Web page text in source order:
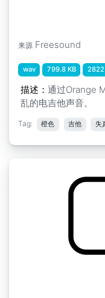
来源 Freesound
wav 799.8 KB
描述： 通过Orange
乱的电吉他声音。
Tag: 橙色 吉他 失